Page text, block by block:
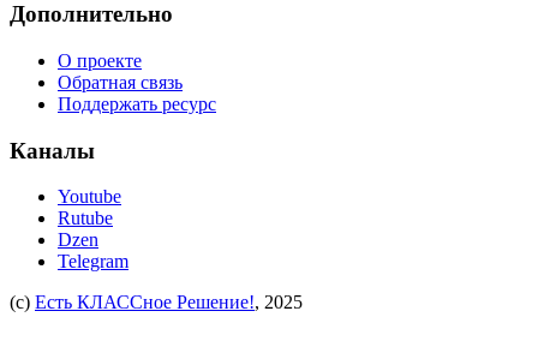
Дополнительно
О проекте
Обратная связь
Поддержать ресурс
Каналы
Youtube
Rutube
Dzen
Telegram
(c) Есть КЛАССное Решение!, 2025